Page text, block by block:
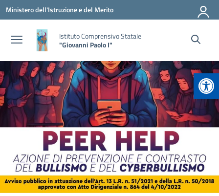
Vai ai contenuti
Vai al menu di navigazione
Vai al footer
Ministero dell'Istruzione e del Merito
Istituto Comprensivo Statale
"Giovanni Paolo I"